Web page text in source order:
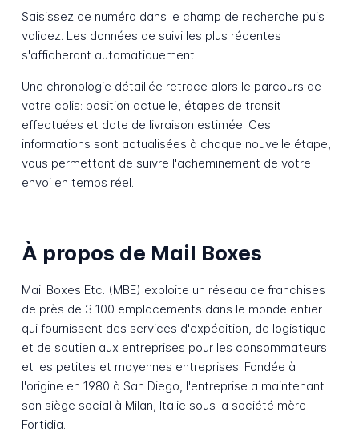
Saisissez ce numéro dans le champ de recherche puis
validez. Les données de suivi les plus récentes
s'afficheront automatiquement.
Une chronologie détaillée retrace alors le parcours de
votre colis: position actuelle, étapes de transit
effectuées et date de livraison estimée. Ces
informations sont actualisées à chaque nouvelle étape,
vous permettant de suivre l'acheminement de votre
envoi en temps réel.
À propos de Mail Boxes
Mail Boxes Etc. (MBE) exploite un réseau de franchises
de près de 3 100 emplacements dans le monde entier
qui fournissent des services d'expédition, de logistique
et de soutien aux entreprises pour les consommateurs
et les petites et moyennes entreprises. Fondée à
l'origine en 1980 à San Diego, l'entreprise a maintenant
son siège social à Milan, Italie sous la société mère
Fortidia.